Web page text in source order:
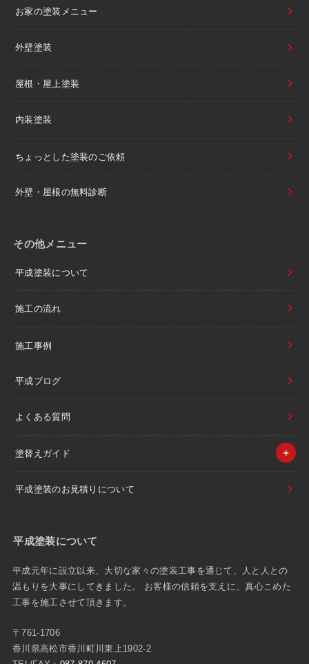
お家の塗装メニュー
外壁塗装
屋根・屋上塗装
内装塗装
ちょっとした塗装のご依頼
外壁・屋根の無料診断
その他メニュー
平成塗装について
施工の流れ
施工事例
平成ブログ
よくある質問
塗替えガイド
平成塗装のお見積りについて
平成塗装について
平成元年に設立以来、大切な家々の塗装工事を通じて、人と人との
温もりを大事にしてきました。 お客様の信頼を支えに、真心こめた
工事を施工させて頂きます。
〒761-1706
香川県高松市香川町川東上1902-2